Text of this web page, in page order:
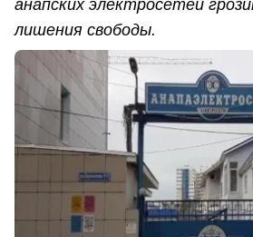
анапских электросетей
лишения свободы.